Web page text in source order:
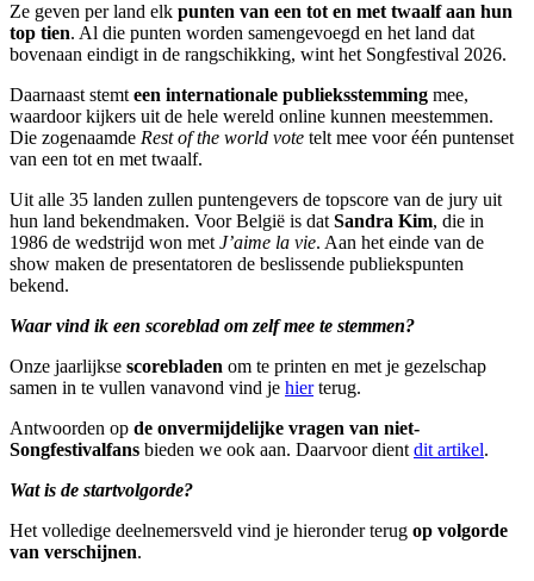
Ze geven per land elk punten van een tot en met twaalf aan hun
top tien. Al die punten worden samengevoegd en het land dat
bovenaan eindigt in de rangschikking, wint het Songfestival 2026.
Daarnaast stemt een internationale publieksstemming mee,
waardoor kijkers uit de hele wereld online kunnen meestemmen.
Die zogenaamde Rest of the world vote telt mee voor één puntenset
van een tot en met twaalf.
Uit alle 35 landen zullen puntengevers de topscore van de jury uit
hun land bekendmaken. Voor België is dat Sandra Kim, die in
1986 de wedstrijd won met J’aime la vie. Aan het einde van de
show maken de presentatoren de beslissende publiekspunten
bekend.
Waar vind ik een scoreblad om zelf mee te stemmen?
Onze jaarlijkse scorebladen om te printen en met je gezelschap
samen in te vullen vanavond vind je hierterug.
Antwoorden op de onvermijdelijke vragen van niet-
Songfestivalfans bieden we ook aan. Daarvoor dient dit artikel.
Wat is de startvolgorde?
Het volledige deelnemersveld vind je hieronder terug op volgorde
van verschijnen.